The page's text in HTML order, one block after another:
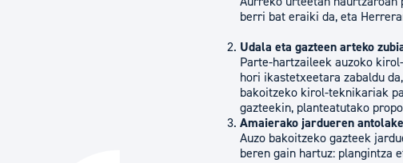
berri bat eraiki da, eta
Udala eta gazteen arteko
Parte-hartzaileek auzoko
hori ikastetxeetara zabaldu
bakoitzeko kirol-teknikariak
gazteekin, planteatutako
Amaierako jardueren
Auzo bakoitzeko gazteek
beren gain hartuz: plangintza